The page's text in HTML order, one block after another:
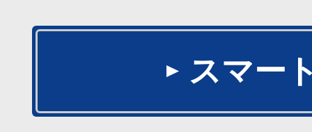
スマー